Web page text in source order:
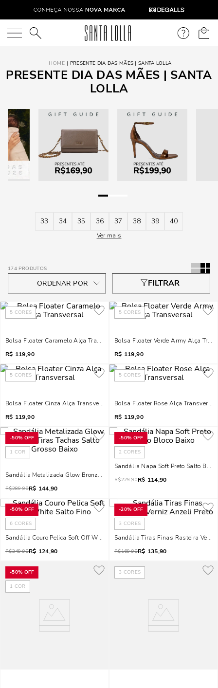
O que você está procurando?
PRESENTE DIA DAS MÃES | SANTA LOLLA
PRESENTE DIA DAS MÃES | SANTA
LOLLA
33 34 35 36 37 38 39 40
Ver mais
174 PRODUTOS
5 CORES
Bolsa Floater Caramelo Alça Transversal
R$ 119,90
5 CORES
Bolsa Floater Verde Army Alça
R$ 119,90
5 CORES
Bolsa Floater Cinza Alça Transversal
R$ 119,90
5 CORES
Bolsa Floater Rose Alça Transversal
R$ 119,90
-50% OFF
1 COR
Sandália Metalizada Glow Bronze Tiras Tachas Salto Grosso Baixo
R$289,90R$ 144,90
-50% OFF
2 CORES
Sandália Napa Soft Preto Salto
R$229,90R$ 114,90
-50% OFF
6 CORES
Sandália Couro Pelica Soft Off White Salto Fino
R$249,90R$ 124,90
-20% OFF
3 CORES
Sandália Tiras Finas Rasteira
R$169,90R$ 135,90
-50% OFF
1 COR
3 CORES